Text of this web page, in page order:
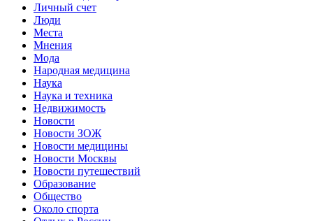
Личный счет
Люди
Места
Мнения
Мода
Народная медицина
Наука
Наука и техника
Недвижимость
Новости
Новости ЗОЖ
Новости медицины
Новости Москвы
Новости путешествий
Образование
Общество
Около спорта